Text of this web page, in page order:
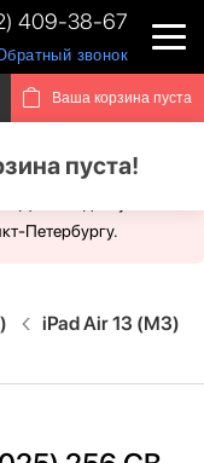
409-38-67
звонок
Ваша корзина пуста
пуста!
Для Вас доступен
Петербургу.
iPad Air 13 (M3)